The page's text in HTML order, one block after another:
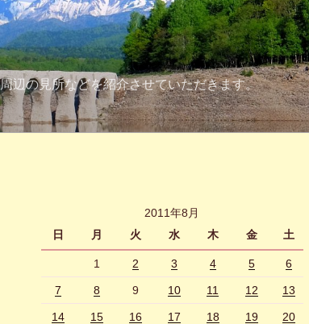
辺の見所などを紹介させていただきます。
2011年8月
日
月 火 水 木 金 土
1 2 3 4 5 6
7 8 9 10 11 12 13
14 15 16 17 18 19 20